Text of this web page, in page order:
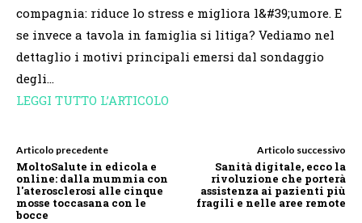
compagnia: riduce lo stress e migliora l&#39;umore. E
se invece a tavola in famiglia si litiga? Vediamo nel
dettaglio i motivi principali emersi dal sondaggio
degli…
LEGGI TUTTO L’ARTICOLO
Articolo precedente
MoltoSalute in edicola e
online: dalla mummia con
l'aterosclerosi alle cinque
mosse toccasana con le
bocce
Articolo successivo
​Sanità digitale, ecco la
rivoluzione che porterà
assistenza ai pazienti più
fragili e nelle aree remote